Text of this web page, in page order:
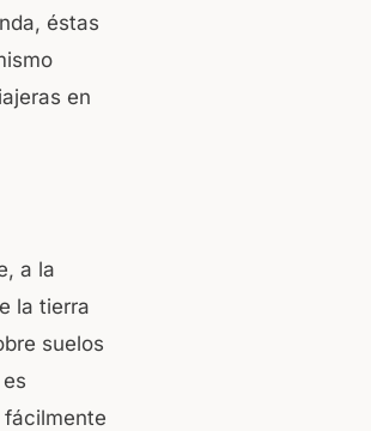
éstas
en
a la
la tierra
suelos